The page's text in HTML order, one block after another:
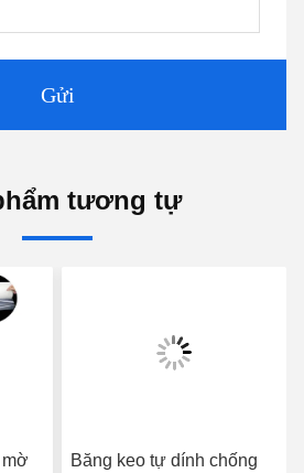
Gửi
tương tự
Băng keo tự dính chống